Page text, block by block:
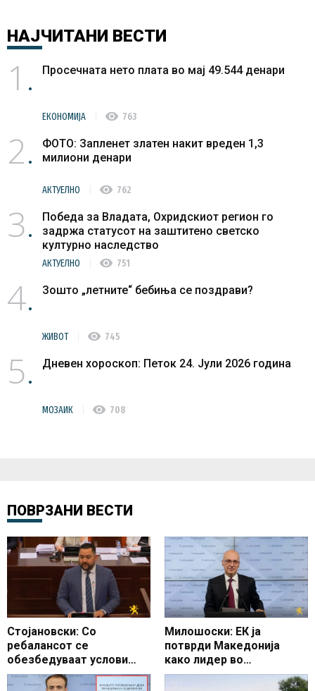
НАЈЧИТАНИ ВЕСТИ
1 Просечната нето плата во мај 49.544 денари
ЕКОНОМИЈА visibility 763
2
ФОТО: Запленет златен накит вреден 1,3
милиони денари
АКТУЕЛНО visibility 762
3
Победа за Владата, Охридскиот регион го
задржа статусот на заштитено светско
културно наследство
АКТУЕЛНО visibility 751
4 Зошто „летните“ бебиња се поздрави?
ЖИВОТ visibility 745
5 Дневен хороскоп: Петок 24. Јули 2026 година
МОЗАИК visibility 708
ПОВРЗАНИ ВЕСТИ
Стојановски: Со
ребалансот се
обезбедуваат услови
Македонија да продолжи
по патот на економскиот
Милошоски: ЕК ја
потврди Македонија
како лидер во
реформите, СДС да не ги
блокира законите од